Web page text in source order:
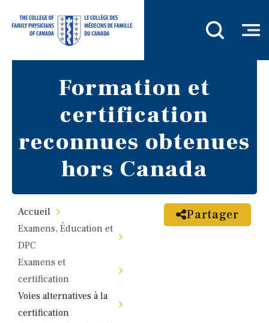
Formation et
certification
reconnues obtenues
hors Canada
Accueil
Examens, Éducation et
DPC
Examens et
certification
Voies alternatives à la
certification
Partager